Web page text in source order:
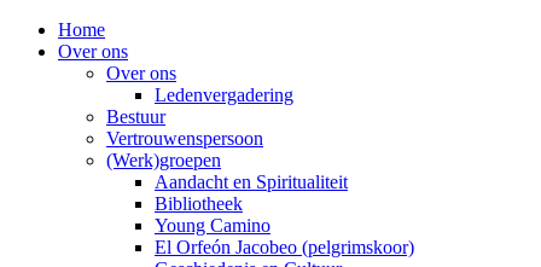
Home
Over ons
Over ons
Ledenvergadering
Bestuur
Vertrouwenspersoon
(Werk)groepen
Aandacht en Spiritualiteit
Bibliotheek
Young Camino
El Orfeón Jacobeo (pelgrimskoor)